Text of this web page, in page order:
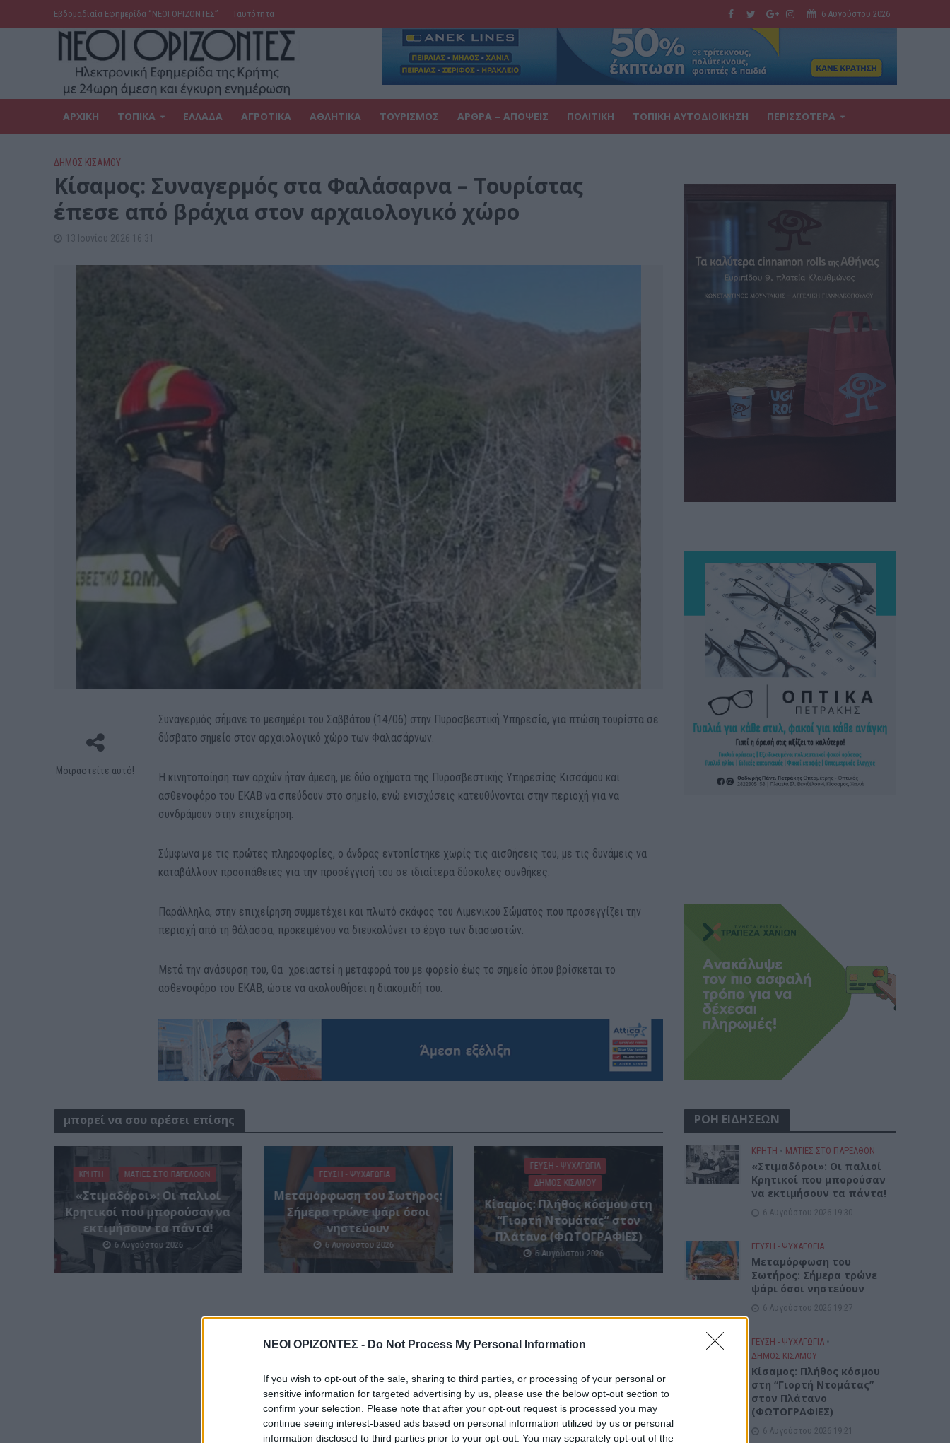
ΝΕΟΙ ΟΡΙΖΟΝΤΕΣ - Do Not Process My Personal Information
If you wish to opt-out of the sale, sharing to third parties, or processing of your personal or
sensitive information for targeted advertising by us, please use the below opt-out section to
confirm your selection. Please note that after your opt-out request is processed you may
continue seeing interest-based ads based on personal information utilized by us or personal
information disclosed to third parties prior to your opt-out. You may separately opt-out of the
Εβδομαδιαία Εφημερίδα ‘’ΝΕΟΙ ΟΡΙΖΟΝΤΕΣ’’ Ταυτότητα 6 Αυγούστου 2026
ΑΡΧΙΚΗ ΤΟΠΙΚΑ ΕΛΛΑΔΑ ΑΓΡΟΤΙΚΑ ΑΘΛΗΤΙΚΑ ΤΟΥΡΙΣΜΟΣ ΑΡΘΡΑ – ΑΠΟΨΕΙΣ ΠΟΛΙΤΙΚΗ ΤΟΠΙΚΗ ΑΥΤΟΔΙΟΙΚΗΣΗ ΠΕΡΙΣΣΟΤΕΡΑ
ΔΉΜΟΣ ΚΙΣΆΜΟΥ
Κίσαμος: Συναγερμός στα Φαλάσαρνα – Τουρίστας
έπεσε από βράχια στον αρχαιολογικό χώρο
13 Ιουνίου 2026 16:31
Μοιραστείτε αυτό!
Συναγερμός σήμανε το μεσημέρι του Σαββάτου (14/06) στην Πυροσβεστική Υπηρεσία, για πτώση τουρίστα σε
δύσβατο σημείο στον αρχαιολογικό χώρο των Φαλασάρνων.
Η κινητοποίηση των αρχών ήταν άμεση, με δύο οχήματα της Πυροσβεστικής Υπηρεσίας Κισσάμου και
ασθενοφόρο του ΕΚΑΒ να σπεύδουν στο σημείο, ενώ ενισχύσεις κατευθύνονται στην περιοχή για να
συνδράμουν στην επιχείρηση.
Σύμφωνα με τις πρώτες πληροφορίες, ο άνδρας εντοπίστηκε χωρίς τις αισθήσεις του, με τις δυνάμεις να
καταβάλλουν προσπάθειες για την προσέγγισή του σε ιδιαίτερα δύσκολες συνθήκες.
Παράλληλα, στην επιχείρηση συμμετέχει και πλωτό σκάφος του Λιμενικού Σώματος που προσεγγίζει την
περιοχή από τη θάλασσα, προκειμένου να διευκολύνει το έργο των διασωστών.
Μετά την ανάσυρση του, θα χρειαστεί η μεταφορά του με φορείο έως το σημείο όπου βρίσκεται το
ασθενοφόρο του ΕΚΑΒ, ώστε να ακολουθήσει η διακομιδή του.
μπορεί να σου αρέσει επίσης
ΚΡΗΤΗ ΜΑΤΙΕΣ ΣΤΟ ΠΑΡΕΛΘΟΝ
«Στιμαδόροι»: Οι παλιοί
Κρητικοί που μπορούσαν να
εκτιμήσουν τα πάντα!
6 Αυγούστου 2026
ΓΕΎΣΗ - ΨΥΧΑΓΩΓΊΑ
Μεταμόρφωση του Σωτήρος:
Σήμερα τρώνε ψάρι όσοι
νηστεύουν
6 Αυγούστου 2026
ΓΕΎΣΗ - ΨΥΧΑΓΩΓΊΑ
ΔΉΜΟΣ ΚΙΣΆΜΟΥ
Κίσαμος: Πλήθος κόσμου στη
“Γιορτή Ντομάτας” στον
Πλάτανο (ΦΩΤΟΓΡΑΦΙΕΣ)
6 Αυγούστου 2026
ΡΟΗ ΕΙΔΗΣΕΩΝ
ΚΡΗΤΗ • ΜΑΤΙΕΣ ΣΤΟ ΠΑΡΕΛΘΟΝ
«Στιμαδόροι»: Οι παλιοί
Κρητικοί που μπορούσαν
να εκτιμήσουν τα πάντα!
6 Αυγούστου 2026 19:30
ΓΕΎΣΗ - ΨΥΧΑΓΩΓΊΑ
Μεταμόρφωση του
Σωτήρος: Σήμερα τρώνε
ψάρι όσοι νηστεύουν
6 Αυγούστου 2026 19:27
ΓΕΎΣΗ - ΨΥΧΑΓΩΓΊΑ •
ΔΉΜΟΣ ΚΙΣΆΜΟΥ
Κίσαμος: Πλήθος κόσμου
στη “Γιορτή Ντομάτας”
στον Πλάτανο
(ΦΩΤΟΓΡΑΦΙΕΣ)
6 Αυγούστου 2026 19:21